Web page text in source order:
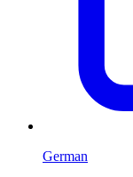
German